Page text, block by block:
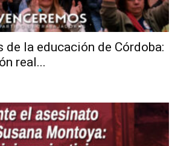
de la educación de Córdoba:
real...